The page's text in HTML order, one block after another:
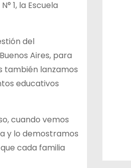
1, la Escuela
del
Aires, para
también lanzamos
educativos
cuando vemos
y lo demostramos
cada familia